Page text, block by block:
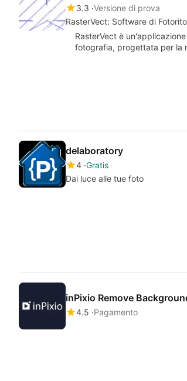
3.3 Versione di prova
RasterVect: Software di
RasterVect è
fotografia, progettata per la
delaboratory
4 Gratis
Dai luce alle tue foto
inPixio Remove
4.5 Pagamento